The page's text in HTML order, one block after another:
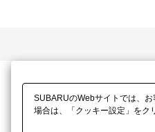
SUBARUのWebサイトでは、
場合は、「クッキー設定」をク